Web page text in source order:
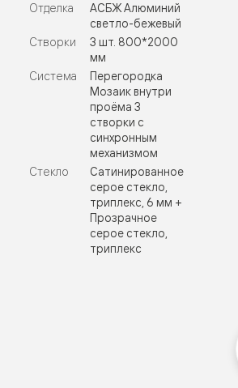
Отделка
АСБЖ Алюминий
светло-бежевый
Створки
3 шт. 800*2000
мм
Система
Перегородка
Мозаик внутри
проёма 3
створки с
синхронным
механизмом
Стекло
Сатинированное
серое стекло,
триплекс, 6 мм +
Прозрачное
серое стекло,
триплекс